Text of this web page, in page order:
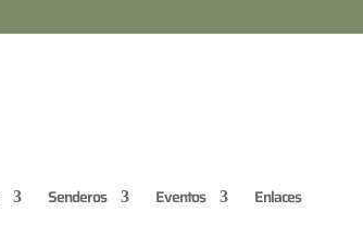
Senderos Eventos Enlaces